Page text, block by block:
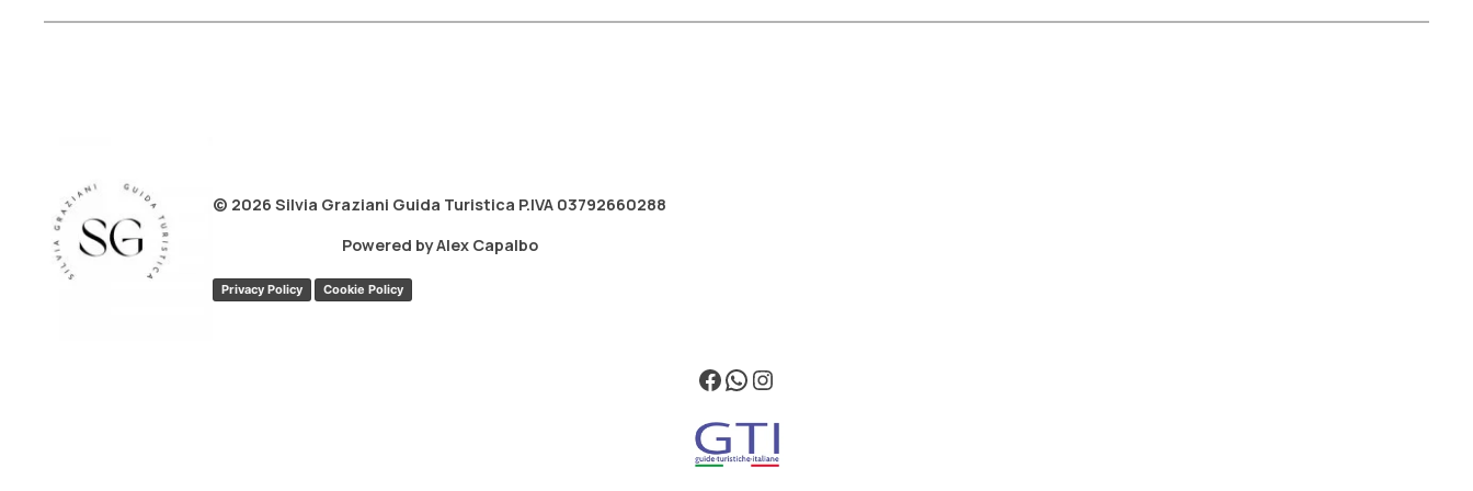
© 2026 Silvia Graziani Guida Turistica P.IVA 03792660288
Powered by Alex Capalbo
Privacy Policy Cookie Policy
Facebook
WhatsApp
Instagram